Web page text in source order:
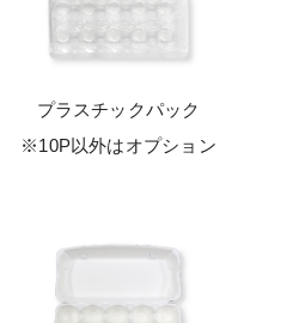
プラスチックパック
※10P以外はオプション